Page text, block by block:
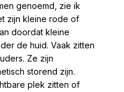
genoemd, zie ik
zijn kleine rode of
doordat kleine
de huid. Vaak zitten
Ze zijn
storend zijn.
plek zitten of